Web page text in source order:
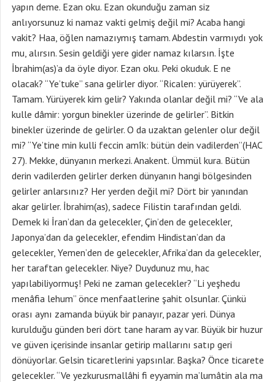
yapın deme. Ezan oku. Ezan okunduğu zaman siz
anlıyorsunuz ki namaz vakti gelmiş değil mi? Acaba hangi
vakit? Haa, öğlen namazıymış tamam. Abdestin varmıydı yok
mu, alırsın. Sesin geldiği yere gider namaz kılarsın. İşte
İbrahim(as)’a da öyle diyor. Ezan oku. Peki okuduk. E ne
olacak? “Ye’tuke” sana gelirler diyor. “Ricalen: yürüyerek”.
Tamam. Yürüyerek kim gelir? Yakında olanlar değil mi? “Ve ala
kulle dâmir: yorgun binekler üzerinde de gelirler”. Bitkin
binekler üzerinde de gelirler. O da uzaktan gelenler olur değil
mi? “Ye’tine min kulli feccin amîk: bütün dein vadilerden”(HAC
27). Mekke, dünyanın merkezi. Anakent. Ümmül kura. Bütün
derin vadilerden gelirler derken dünyanın hangi bölgesinden
gelirler anlarsınız? Her yerden değil mi? Dört bir yanından
akar gelirler. İbrahim(as), sadece Filistin tarafından geldi.
Demek ki İran’dan da gelecekler, Çin’den de gelecekler,
Japonya’dan da gelecekler, efendim Hindistan’dan da
gelecekler, Yemen’den de gelecekler, Afrika’dan da gelecekler,
her taraftan gelecekler. Niye? Duydunuz mu, hac
yapılabiliyormuş! Peki ne zaman gelecekler? “Li yeşhedu
menâfia lehum” önce menfaatlerine şahit olsunlar. Çünkü
orası aynı zamanda büyük bir panayır, pazar yeri. Dünya
kurulduğu günden beri dört tane haram ay var. Büyük bir huzur
ve güven içerisinde insanlar getirip mallarını satıp geri
dönüyorlar. Gelsin ticaretlerini yapsınlar. Başka? Önce ticarete
gelecekler. “Ve yezkurusmallâhi fi eyyamin ma’lumâtin ala ma